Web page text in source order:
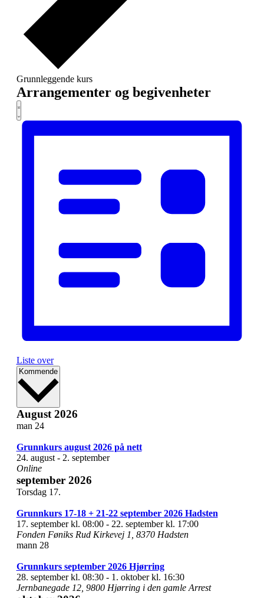
Grunnleggende kurs
Arrangementer og begivenheter
Se
navigasjon
Navigering
av
Liste
over
Liste over
Kommende Velg
August 2026
man 24
Grunnkurs august 2026 på nett
24. august- 2. september
Online
september 2026
Torsdag 17.
Grunnkurs 17-18 + 21-22 september 2026 Hadsten
17. september kl. 08:00- 22. september kl. 17:00
Fonden Føniks Rud Kirkevej 1, 8370 Hadsten
mann 28
Grunnkurs september 2026 Hjørring
28. september kl. 08:30- 1. oktober kl. 16:30
Jernbanegade 12, 9800 Hjørring i den gamle Arrest